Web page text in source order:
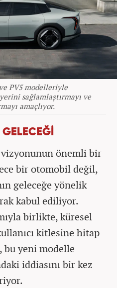
ve PV5 modelleriyle
sağlamlaştırmayı ve
amaçlıyor.
önemli bir
bir otomobil değil,
geleceğe yönelik
kabul ediliyor.
birlikte, küresel
kitlesine hitap
bu yeni modelle
iddiasını bir kez